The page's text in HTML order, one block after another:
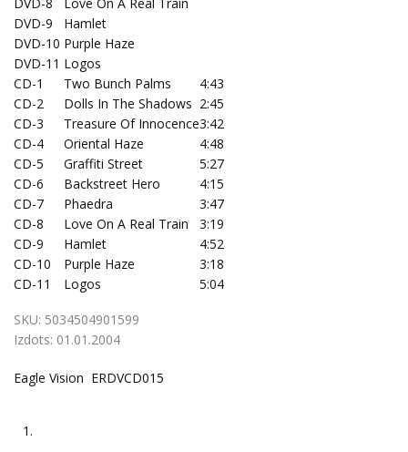
DVD-9
Hamlet
DVD-10 Purple Haze
DVD-11 Logos
CD-1
Two Bunch Palms
4:43
CD-2
Dolls In The Shadows 2:45
CD-3
Treasure Of Innocence3:42
CD-4
Oriental Haze
4:48
CD-5
Graffiti Street
5:27
CD-6
Backstreet Hero
4:15
CD-7
Phaedra
3:47
CD-8
Love On A Real Train
3:19
CD-9
Hamlet
4:52
CD-10
Purple Haze
3:18
CD-11
Logos 5:04
SKU: 5034504901599
Izdots: 01.01.2004
Eagle Vision ERDVCD015
1.